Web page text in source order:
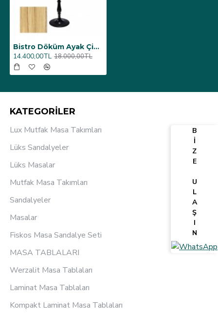
Bistro Döküm Ayak Çipa-6006 Masa - (Werzalit, Wermodin ve Allzalit Tabla 70 cm çap) - Coco Bolo
14.400,00TL 18.000,00TL
KATEGORİLER
Lux Mutfak Masa Takımları
Lüks Sandalyeler
Lüks Masalar
Mutfak Masa Takımları
Sandalyeler
Masalar
Fiskos Masa Sandalye Seti
MASA TABLALARI
Werzalit Masa Tablaları
Laminat Masa Tablaları
Kompakt Laminat Masa Tablaları
B
İ
Z
E
U
L
A
Ş
I
N